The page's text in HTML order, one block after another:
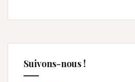
Suivons-nous !